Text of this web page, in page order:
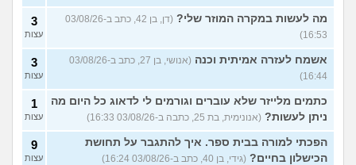
מה לעשות במקרה המוזר שלי?
(דן, בן 42, כתב ב-03/08/26
16:53)
3
עצות
אשמח לעזרה אמיתית וכנה
(אנושי, בן 27, כתב ב-03/08/26
16:44)
3
עצות
כתמים מלייזר שלא עוברים וגורמים לי לדאוג כל היום מה
ניתן לעשות? (אנונימית, בת 25, כתבה ב-03/08/26 16:33)
1
עצות
הפכתי למורה בבית ספר. איך להתגבר על תחושת
הכישלון בחיים? (גידי, בן 40, כתב ב-03/08/26 16:24)
9
עצות